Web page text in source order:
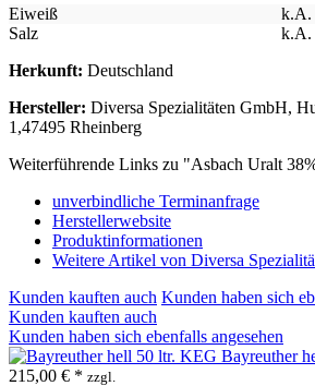
Eiweiß
k.A.
Salz
k.A.
Herkunft: Deutschland
Hersteller: Diversa Spezialitäten GmbH,
1,47495 Rheinberg
Weiterführende Links zu "Asbach Uralt
unverbindliche Terminanfrage
Herstellerwebsite
Produktinformationen
Weitere Artikel von Diversa
Kunden kauften auch Kunden haben sich
Kunden kauften auch
Kunden haben sich ebenfalls angesehen
Bayreuther
215,00 € * zzgl.